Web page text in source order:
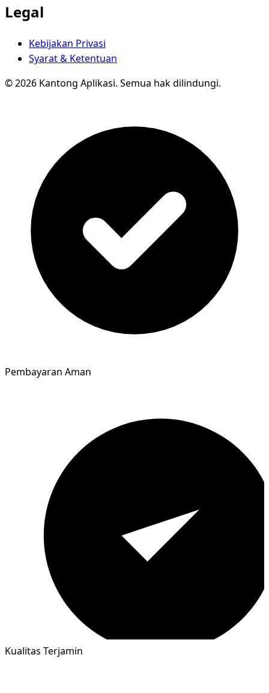
Legal
Kebijakan Privasi
Syarat & Ketentuan
© 2026 Kantong Aplikasi. Semua hak dilindungi.
Pembayaran Aman
Kualitas Terjamin